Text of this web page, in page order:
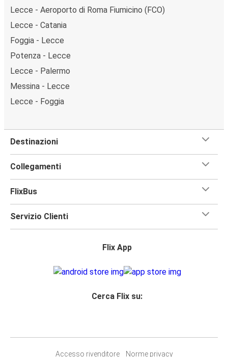
Lecce - Aeroporto di Roma Fiumicino (FCO)
Lecce - Catania
Foggia - Lecce
Potenza - Lecce
Lecce - Palermo
Messina - Lecce
Lecce - Foggia
Destinazioni
Collegamenti
FlixBus
Servizio Clienti
Flix App
Cerca Flix su:
Accesso rivenditore Norme privacy